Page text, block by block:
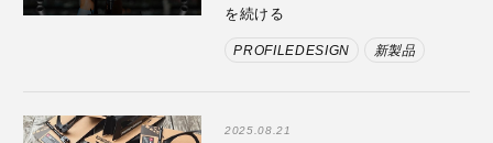
を続ける
PROFILEDESIGN 新製品
2025.08.21